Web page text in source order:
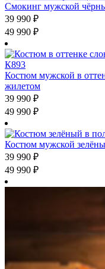
Смокинг мужской
39 990 ₽
49 990 ₽
Костюм мужской в
жилетом
39 990 ₽
49 990 ₽
Костюм мужской
39 990 ₽
49 990 ₽